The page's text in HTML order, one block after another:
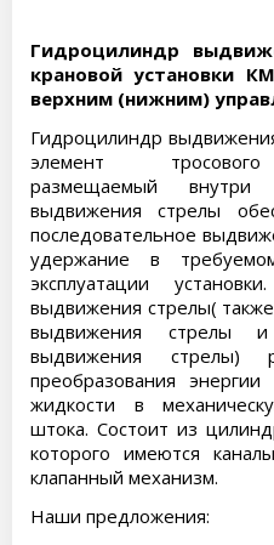
Гидроцилиндр
крановой установки
верхним (нижним)
Гидроцилиндр
элемент тросового
размещаемый внутри
выдвижения стрелы
последовательное
удержание в
эксплуатации
выдвижения стрелы(
выдвижения стрелы и
выдвижения стрелы)
преобразования энергии
жидкости в
штока. Состоит из
которого имеются
клапанный механизм.
Наши предложения: